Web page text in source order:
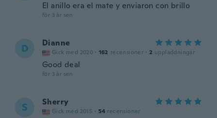
El anillo era el mate y enviaron con brillo
för 3 år sen
D Dianne
Gick med 2020 · 162 recensioner · 2 uppladdningar
Good deal
för 3 år sen
S Sherry
Gick med 2015 · 54 recensioner